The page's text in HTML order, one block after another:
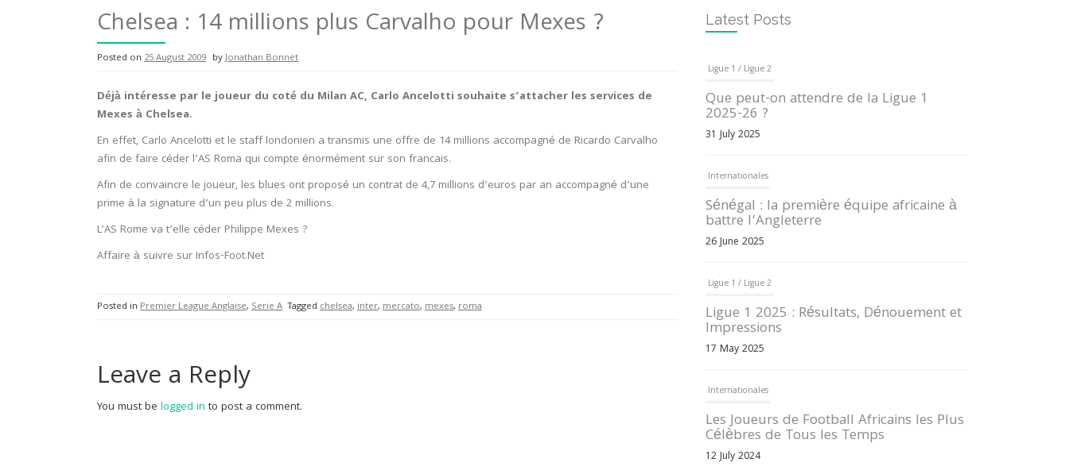
Chelsea : 14 millions plus Carvalho pour Mexes ?
Posted on 25 August 2009 byJonathan Bonnet
Déjà intéresse par le joueur du coté du Milan AC, Carlo Ancelotti souhaite s’attacher les services de
Mexes à Chelsea.
En effet, Carlo Ancelotti et le staff londonien a transmis une offre de 14 millions accompagné de Ricardo Carvalho
afin de faire céder l’AS Roma qui compte énormément sur son francais.
Afin de convaincre le joueur, les blues ont proposé un contrat de 4,7 millions d’euros par an accompagné d’une
prime à la signature d’un peu plus de 2 millions.
L’AS Rome va t’elle céder Philippe Mexes ?
Affaire à suivre sur Infos-Foot.Net
Posted in Premier League Anglaise, Serie A Tagged chelsea, inter, mercato, mexes, roma
Leave a Reply
You must be logged in to post a comment.
Latest Posts
Ligue 1 / Ligue 2
Que peut-on attendre de la Ligue 1
2025-26 ?
31 July 2025
Internationales
Sénégal : la première équipe africaine à
battre l’Angleterre
26 June 2025
Ligue 1 / Ligue 2
Ligue 1 2025 : Résultats, Dénouement et
Impressions
17 May 2025
Internationales
Les Joueurs de Football Africains les Plus
Célèbres de Tous les Temps
12 July 2024